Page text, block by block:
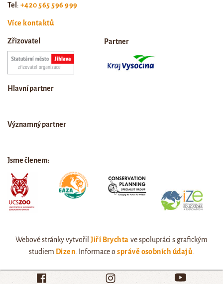
Tel: +420 565 596 999
Více kontaktů
Zřizovatel Partner
Hlavní partner
Významný partner
Jsme členem:
Webové stránky vytvořilJiří Brychta ve spolupráci s grafickým
studiem Dizen . Informace osprávě osobních údajů